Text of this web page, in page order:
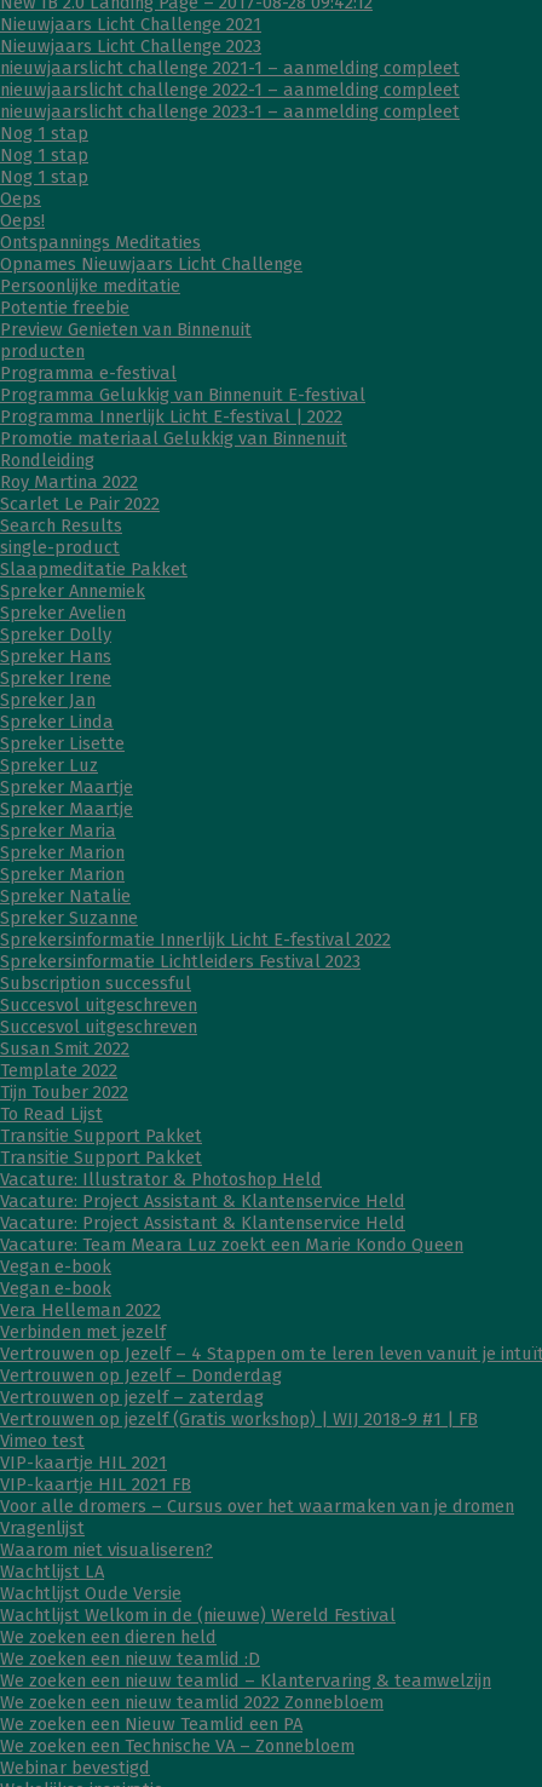
Nieuwjaars Licht Challenge 2021
Nieuwjaars Licht Challenge 2023
nieuwjaarslicht challenge 2021-1 – aanmelding compleet
nieuwjaarslicht challenge 2022-1 – aanmelding compleet
nieuwjaarslicht challenge 2023-1 – aanmelding compleet
Nog 1 stap
Nog 1 stap
Nog 1 stap
Oeps
Oeps!
Ontspannings Meditaties
Opnames Nieuwjaars Licht Challenge
Persoonlijke meditatie
Potentie freebie
Preview Genieten van Binnenuit
producten
Programma e-festival
Programma Gelukkig van Binnenuit E-festival
Programma Innerlijk Licht E-festival | 2022
Promotie materiaal Gelukkig van Binnenuit
Rondleiding
Roy Martina 2022
Scarlet Le Pair 2022
Search Results
single-product
Slaapmeditatie Pakket
Spreker Annemiek
Spreker Avelien
Spreker Dolly
Spreker Hans
Spreker Irene
Spreker Jan
Spreker Linda
Spreker Lisette
Spreker Luz
Spreker Maartje
Spreker Maartje
Spreker Maria
Spreker Marion
Spreker Marion
Spreker Natalie
Spreker Suzanne
Sprekersinformatie Innerlijk Licht E-festival 2022
Sprekersinformatie Lichtleiders Festival 2023
Subscription successful
Succesvol uitgeschreven
Succesvol uitgeschreven
Susan Smit 2022
Template 2022
Tijn Touber 2022
To Read Lijst
Transitie Support Pakket
Transitie Support Pakket
Vacature: Illustrator & Photoshop Held
Vacature: Project Assistant & Klantenservice Held
Vacature: Project Assistant & Klantenservice Held
Vacature: Team Meara Luz zoekt een Marie Kondo Queen
Vegan e-book
Vegan e-book
Vera Helleman 2022
Verbinden met jezelf
Vertrouwen op Jezelf – 4 Stappen om te leren leven vanuit je
Vertrouwen op Jezelf – Donderdag
Vertrouwen op jezelf – zaterdag
Vertrouwen op jezelf (Gratis workshop) | WIJ 2018-9 #1 | FB
Vimeo test
VIP-kaartje HIL 2021
VIP-kaartje HIL 2021 FB
Voor alle dromers – Cursus over het waarmaken van je dromen
Vragenlijst
Waarom niet visualiseren?
Wachtlijst LA
Wachtlijst Oude Versie
Wachtlijst Welkom in de (nieuwe) Wereld Festival
We zoeken een dieren held
We zoeken een nieuw teamlid :D
We zoeken een nieuw teamlid – Klantervaring & teamwelzijn
We zoeken een nieuw teamlid 2022 Zonnebloem
We zoeken een Nieuw Teamlid een PA
We zoeken een Technische VA – Zonnebloem
Webinar bevestigd